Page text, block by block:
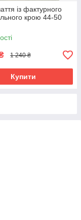
із фактурного
крою 44-50
1 240 ₴
Купити